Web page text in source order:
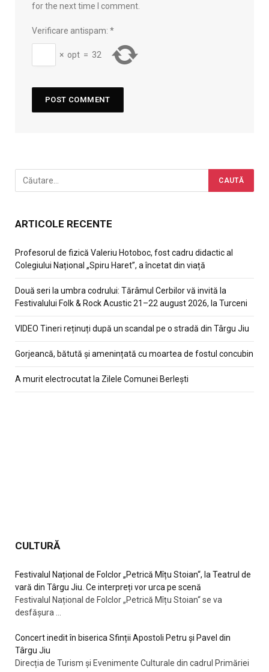
for the next time I comment.
Verificare antispam: *
× opt = 32
ARTICOLE RECENTE
Profesorul de fizică Valeriu Hotoboc, fost cadru didactic al
Colegiului Național „Spiru Haret”, a încetat din viață
Două seri la umbra codrului: Tărâmul Cerbilor vă invită la
Festivalului Folk & Rock Acustic 21–22 august 2026, la Turceni
VIDEO Tineri reținuți după un scandal pe o stradă din Târgu Jiu
Gorjeancă, bătută și amenințată cu moartea de fostul concubin
A murit electrocutat la Zilele Comunei Berlești
CULTURĂ
Festivalul Național de Folclor „Petrică Mîțu Stoian“, la Teatrul de
vară din Târgu Jiu. Ce interpreți vor urca pe scenă
Festivalul Național de Folclor „Petrică Mîțu Stoian“ se va
desfășura
Concert inedit în biserica Sfinții Apostoli Petru și Pavel din
Târgu Jiu
Direcția de Turism și Evenimente Culturale din cadrul Primăriei